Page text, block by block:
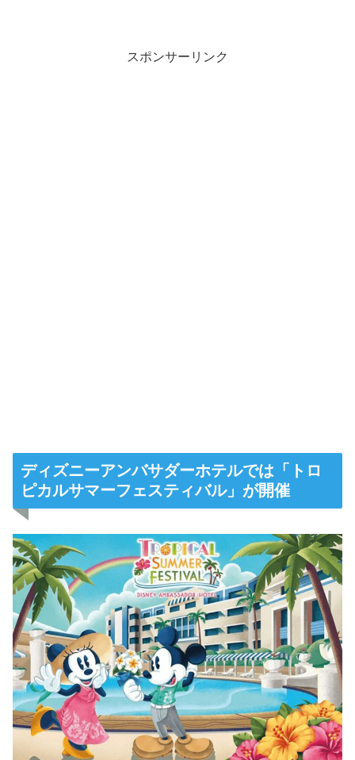
スポンサーリンク
ディズニーアンバサダーホテルでは「トロ
ピカルサマーフェスティバル」が開催